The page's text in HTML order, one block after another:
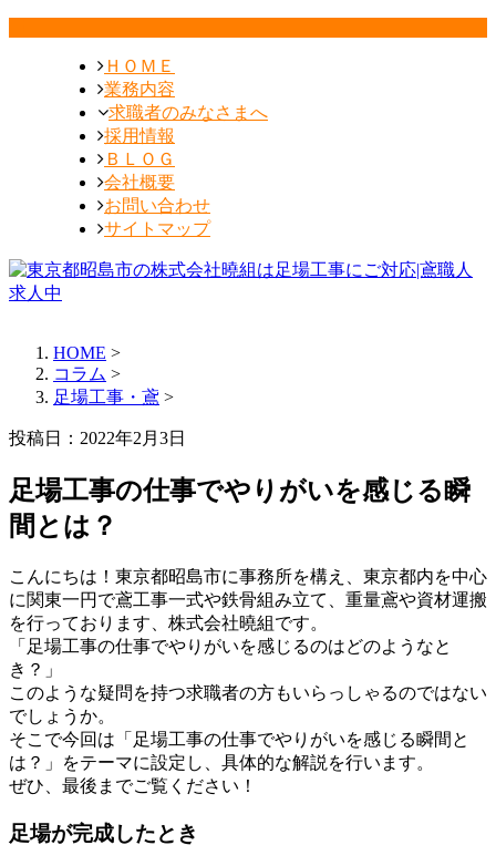
ＨＯＭＥ
業務内容
求職者のみなさまへ
採用情報
ＢＬＯＧ
会社概要
お問い合わせ
サイトマップ
HOME >
コラム >
足場工事・鳶 >
投稿日：2022年2月3日
足場工事の仕事でやりがいを感じる瞬
間とは？
こんにちは！東京都昭島市に事務所を構え、東京都内を中心
に関東一円で鳶工事一式や鉄骨組み立て、重量鳶や資材運搬
を行っております、株式会社曉組です。
「足場工事の仕事でやりがいを感じるのはどのようなと
き？」
このような疑問を持つ求職者の方もいらっしゃるのではない
でしょうか。
そこで今回は「足場工事の仕事でやりがいを感じる瞬間と
は？」をテーマに設定し、具体的な解説を行います。
ぜひ、最後までご覧ください！
足場が完成したとき